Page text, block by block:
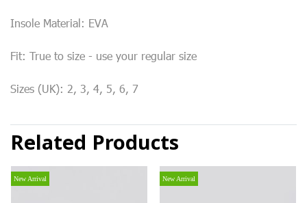
Insole Material: EVA
Fit: True to size - use your regular size
Sizes (UK): 2, 3, 4, 5, 6, 7
Related Products
New Arrival New Arrival